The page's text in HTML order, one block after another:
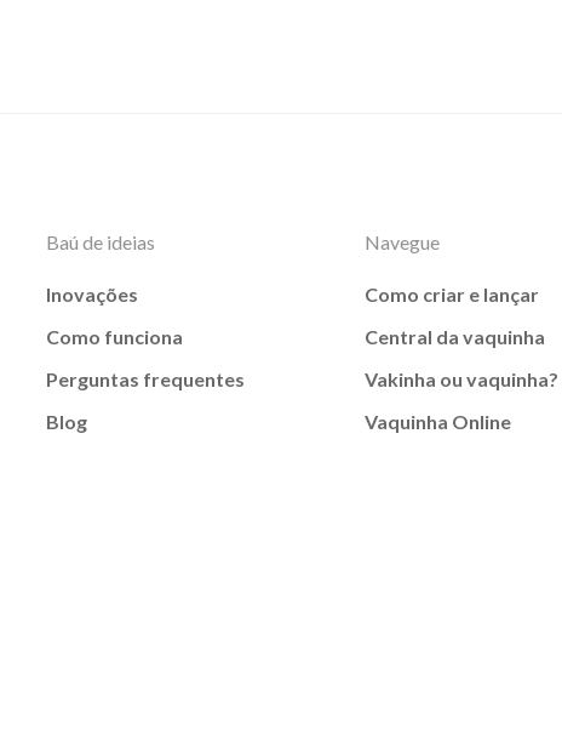
Baú de ideias
Inovações
Como funciona
Perguntas frequentes
Blog
Navegue
Como criar e lançar
Central da vaquinha
Vakinha ou vaquinha?
Vaquinha Online